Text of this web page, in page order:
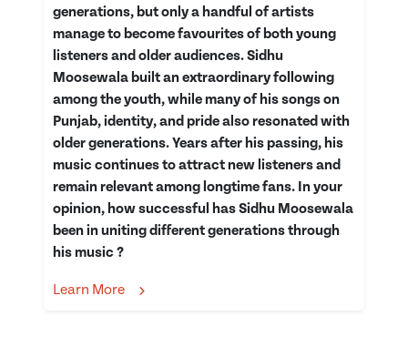
generations, but only a handful of artists
manage to become favourites of both young
listeners and older audiences. Sidhu
Moosewala built an extraordinary following
among the youth, while many of his songs on
Punjab, identity, and pride also resonated with
older generations. Years after his passing, his
music continues to attract new listeners and
remain relevant among longtime fans. In your
opinion, how successful has Sidhu Moosewala
been in uniting different generations through
his music ?
Learn More